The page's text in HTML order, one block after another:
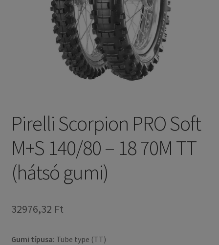
Pirelli Scorpion PRO Soft
M+S 140/80 – 18 70M TT
(hátsó gumi)
32976,32 Ft
Gumi típusa: Tube type (TT)